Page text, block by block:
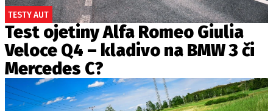
TESTY AUT
Test ojetiny Alfa Romeo Giulia
Veloce Q4 – kladivo na BMW 3 či
Mercedes C?